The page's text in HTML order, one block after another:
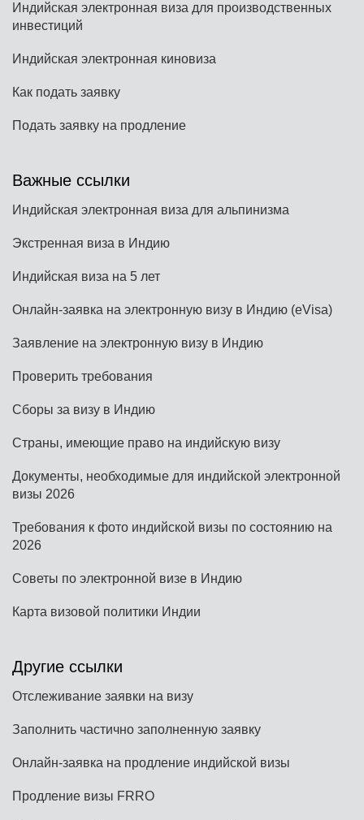
Индийская электронная виза для производственных
инвестиций
Индийская электронная киновиза
Как подать заявку
Подать заявку на продление
Важные ссылки
Индийская электронная виза для альпинизма
Экстренная виза в Индию
Индийская виза на 5 лет
Онлайн-заявка на электронную визу в Индию (eVisa)
Заявление на электронную визу в Индию
Проверить требования
Сборы за визу в Индию
Страны, имеющие право на индийскую визу
Документы, необходимые для индийской электронной
визы 2026
Требования к фото индийской визы по состоянию на
2026
Советы по электронной визе в Индию
Карта визовой политики Индии
Другие ссылки
Отслеживание заявки на визу
Заполнить частично заполненную заявку
Онлайн-заявка на продление индийской визы
Продление визы FRRO